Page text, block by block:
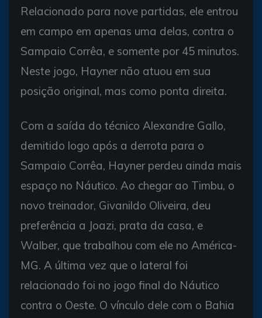
Relacionado para nove partidas, ele entrou
em campo em apenas uma delas, contra o
Sampaio Corrêa, e somente por 45 minutos.
Neste jogo, Hayner não atuou em sua
posição original, mas como ponta direita.
Com a saída do técnico Alexandre Gallo,
demitido logo após a derrota para o
Sampaio Corrêa, Hayner perdeu ainda mais
espaço no Náutico. Ao chegar ao Timbu, o
novo treinador, Givanildo Oliveira, deu
preferência a Joazi, prata da casa, e
Walber, que trabalhou com ele no América-
MG. A última vez que o lateral foi
relacionado foi no jogo final do Náutico
contra o Oeste. O vínculo dele com o Bahia